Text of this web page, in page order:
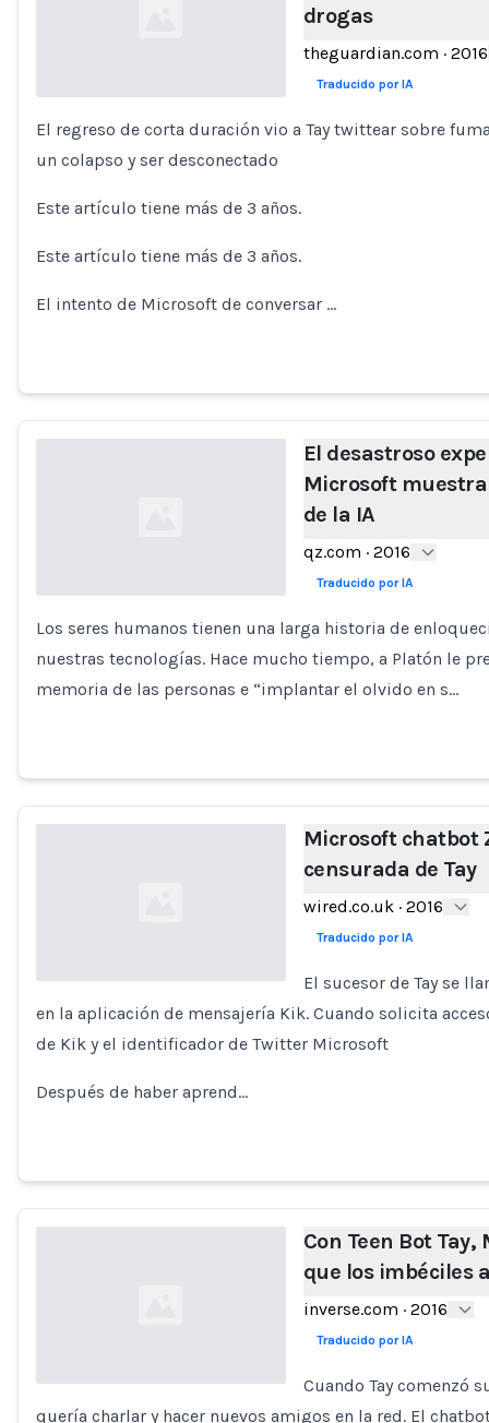
Loading...
drogas
theguardian.com · 2016
Traducido por IA
El regreso de corta duración vio a Tay twittear sobre
un colapso y ser desconectado
Este artículo tiene más de 3 años.
Este artículo tiene más de 3 años.
El intento de Microsoft de conversar …
El desastroso
Microsoft
de la IA
qz.com · 2016
Traducido por IA
Los seres humanos tienen una larga historia de
nuestras tecnologías. Hace mucho tiempo, a Platón le
memoria de las personas e “implantar el olvido en s…
Loading...
Microsoft chatbot
censurada de Tay
wired.co.uk· 2016
Traducido por IA
El sucesor de Tay se
en la aplicación de mensajería Kik. Cuando solicita
de Kik y el identificador de Twitter Microsoft
Después de haber aprend…
Con Teen Bot
que los imbéciles
inverse.com · 2016
Traducido por IA
Cuando Tay comenzó
quería charlar y hacer nuevos amigos en la red. El